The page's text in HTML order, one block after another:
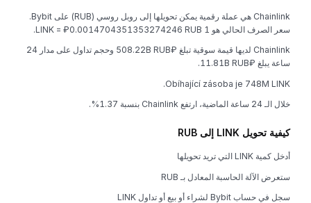
Chainlink هي عملة رقمية يمكن تحويلها إلى روبل روسي (RUB) على Bybit.
سعر الصرف الحالي هو 1 LINK = ₽0.0014704351353274246 RUB.
Chainlink لديها قيمة سوقية تبلغ ₽508.22B RUB وحجم تداول على مدار 24
ساعة يبلغ ₽11.81B RUB.
Obíhající zásoba je 748M LINK.
خلال الـ 24 ساعة الماضية، ارتفع Chainlink بنسبة 1.37%.
كيفية تحويل LINK إلى RUB
أدخل كمية LINK التي تريد تحويلها
ستعرض الآلة الحاسبة المعادل بـ RUB
سجل في حساب Bybit لشراء أو بيع أو تداول LINK